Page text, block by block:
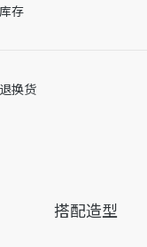
奥客服中心。
存
换货
搭配造型